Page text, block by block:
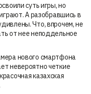
суть игры, но
А разобравшись в
Что, впрочем, не
от нее неподдельное
нового смартфона
невероятно четкие
казахская